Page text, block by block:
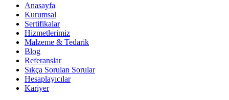
Anasayfa
Kurumsal
Sertifikalar
Hizmetlerimiz
Malzeme & Tedarik
Blog
Referanslar
Sıkça Sorulan Sorular
Hesaplayıcılar
Kariyer